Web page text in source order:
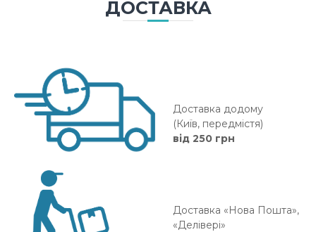
ДОСТАВКА
Доставка додому
(Київ, передмістя)
від 250 грн
Доставка «Нова Пошта»,
«Делівері»